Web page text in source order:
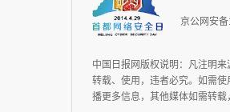
京公网安
中国日报网版权说明：凡注明
转载、使用，违者必究。如需
播更多信息，其他媒体如需转载